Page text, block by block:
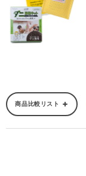
商品比較リスト